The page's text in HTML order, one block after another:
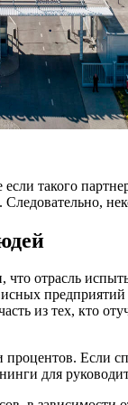
такого
отрасль
из тех, кто
Если
для